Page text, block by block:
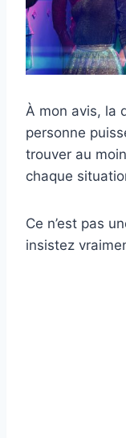
À mon avis, la
personne
trouver au
chaque
Ce n’est pas
insistez